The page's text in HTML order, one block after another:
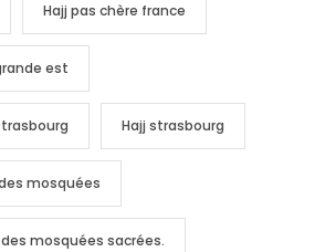
Hajj pas chère france
est
Hajj strasbourg
mosquées
mosquées sacrées.